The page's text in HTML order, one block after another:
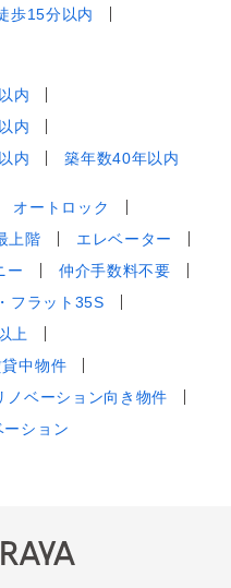
歩15分以内
内
内
内 築年数40年以内
オートロック
上階
エレベーター
ー
仲介手数料不要
フラット35S
上
貸中物件
ノベーション向き物件
ーション